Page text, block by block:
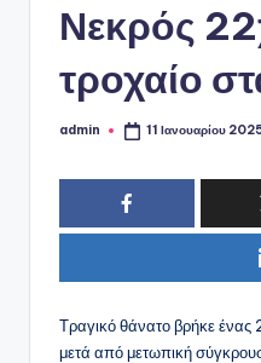
P
Νεκρός
τροχαίο
Συγγραφέας:
admin 11 Ιανουαρίου
Τραγικό θάνατο βρήκε ένας
μετά από μετωπική